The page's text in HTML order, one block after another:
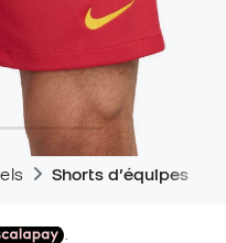
Shorts d’équipes